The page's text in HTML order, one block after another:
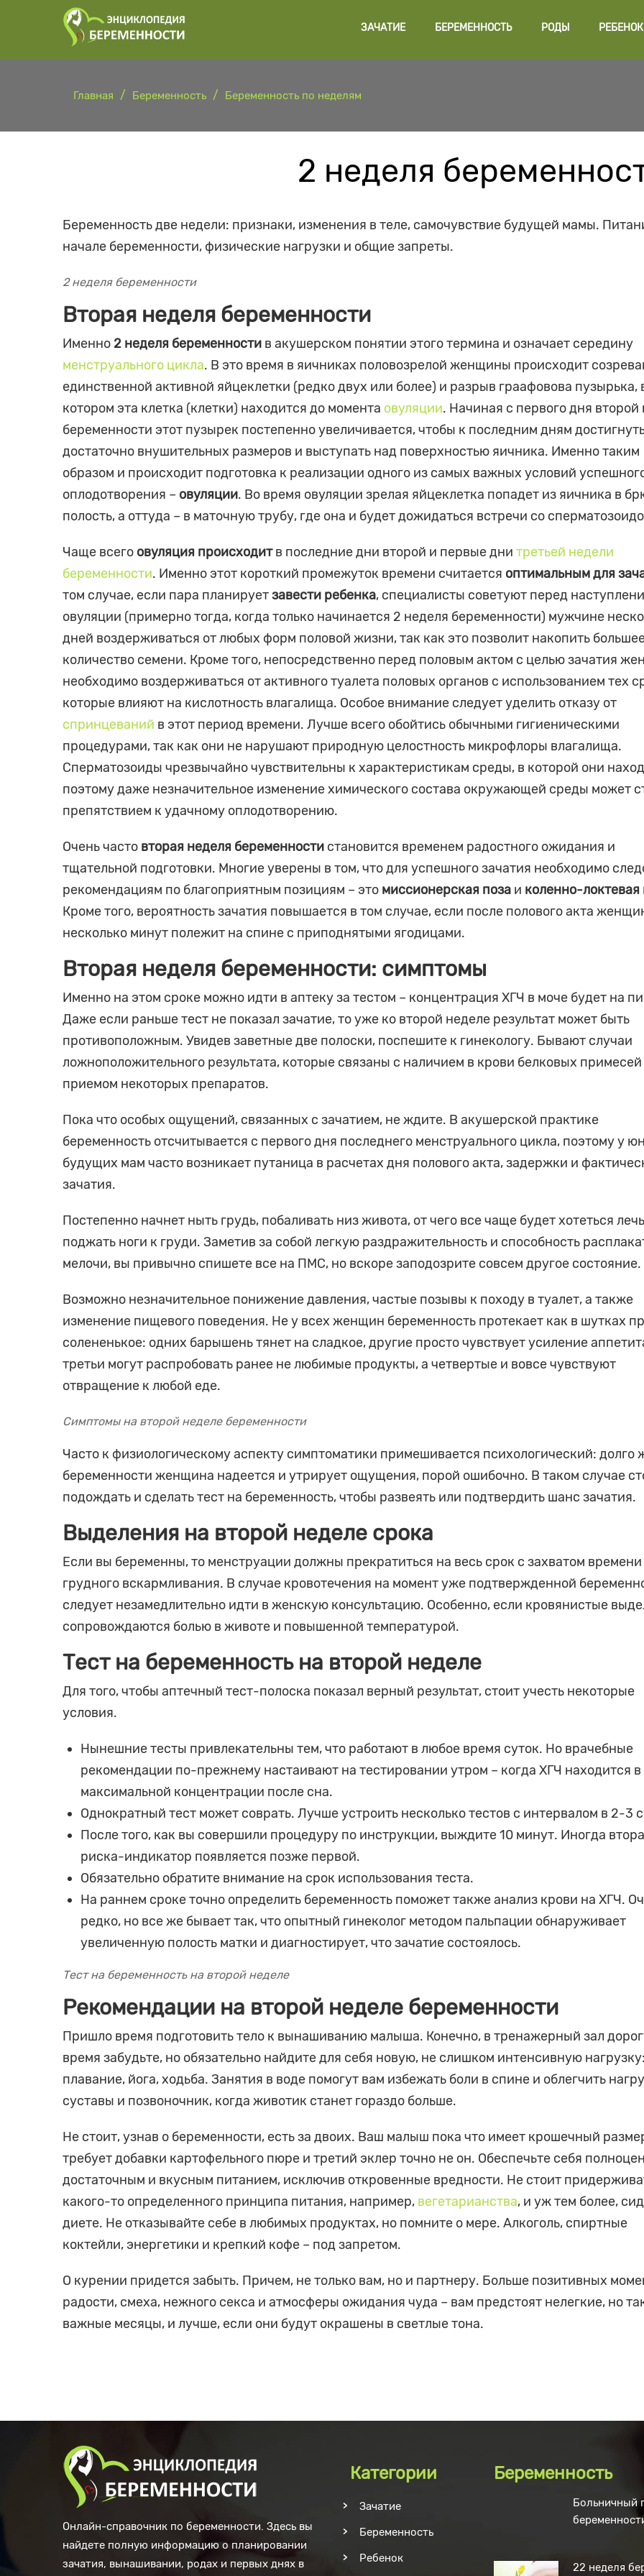
ЗАЧАТИЕ БЕРЕМЕННОСТЬ РОДЫ РЕБЕНОК
Главная Беременность Беременность по неделям
2 неделя
Беременность две недели: признаки, изменения в теле, самочувствие будущей мамы.
начале беременности, физические нагрузки и общие запреты.
2 неделя беременности
Вторая неделя беременности
Именно 2 неделя беременности в акушерском понятии этого термина и означает середину
менструального цикла. В это время в яичниках половозрелой женщины происходит
единственной активной яйцеклетки (редко двух или более) и разрыв граафовова пузырька,
котором эта клетка (клетки) находится до момента овуляции. Начиная с первого дня второй
беременности этот пузырек постепенно увеличивается, чтобы к последним дням
достаточно внушительных размеров и выступать над поверхностью яичника. Именно таким
образом и происходит подготовка к реализации одного из самых важных условий
оплодотворения – овуляции. Во время овуляции зрелая яйцеклетка попадет из яичника в
полость, а оттуда – в маточную трубу, где она и будет дожидаться встречи со
Чаще всего овуляция происходитв последние дни второй и первые дни третьей недели
беременности. Именно этот короткий промежуток времени считается оптимальным для
том случае, если пара планирует завести ребенка, специалисты советуют перед
овуляции (примерно тогда, когда только начинается 2 неделя беременности) мужчине
дней воздерживаться от любых форм половой жизни, так как это позволит накопить
количество семени. Кроме того, непосредственно перед половым актом с целью зачатия
необходимо воздерживаться от активного туалета половых органов с использованием тех
которые влияют на кислотность влагалища. Особое внимание следует уделить отказу от
спринцеваний в этот период времени. Лучше всего обойтись обычными гигиеническими
процедурами, так как они не нарушают природную целостность микрофлоры влагалища.
Сперматозоиды чрезвычайно чувствительны к характеристикам среды, в которой они
поэтому даже незначительное изменение химического состава окружающей среды может
препятствием к удачному оплодотворению.
Очень часто вторая неделя беременности становится временем радостного ожидания и
тщательной подготовки. Многие уверены в том, что для успешного зачатия необходимо
рекомендациям по благоприятным позициям – это миссионерская поза и коленно-локтевая
Кроме того, вероятность зачатия повышается в том случае, если после полового акта
несколько минут полежит на спине с приподнятыми ягодицами.
Вторая неделя беременности: симптомы
Именно на этом сроке можно идти в аптеку за тестом – концентрация ХГЧ в моче будет на
Даже если раньше тест не показал зачатие, то уже ко второй неделе результат может быть
противоположным. Увидев заветные две полоски, поспешите к гинекологу. Бывают случаи
ложноположительного результата, которые связаны с наличием в крови белковых
приемом некоторых препаратов.
Пока что особых ощущений, связанных с зачатием, не ждите. В акушерской практике
беременность отсчитывается с первого дня последнего менструального цикла, поэтому у
будущих мам часто возникает путаница в расчетах дня полового акта, задержки и
зачатия.
Постепенно начнет ныть грудь, побаливать низ живота, от чего все чаще будет хотеться
поджать ноги к груди. Заметив за собой легкую раздражительность и способность
мелочи, вы привычно спишете все на ПМС, но вскоре заподозрите совсем другое состояние.
Возможно незначительное понижение давления, частые позывы к походу в туалет, а также
изменение пищевого поведения. Не у всех женщин беременность протекает как в шутках
солененькое: одних барышень тянет на сладкое, другие просто чувствует усиление
третьи могут распробовать ранее не любимые продукты, а четвертые и вовсе чувствуют
отвращение к любой еде.
Симптомы на второй неделе беременности
Часто к физиологическому аспекту симптоматики примешивается психологический: долго
беременности женщина надеется и утрирует ощущения, порой ошибочно. В таком случае
подождать и сделать тест на беременность, чтобы развеять или подтвердить шанс зачатия.
Выделения на второй неделе срока
Если вы беременны, то менструации должны прекратиться на весь срок с захватом времени
грудного вскармливания. В случае кровотечения на момент уже подтвержденной
следует незамедлительно идти в женскую консультацию. Особенно, если кровянистые
сопровождаются болью в животе и повышенной температурой.
Тест на беременность на второй неделе
Для того, чтобы аптечный тест-полоска показал верный результат, стоит учесть некоторые
условия.
Нынешние тесты привлекательны тем, что работают в любое время суток. Но врачебные
рекомендации по-прежнему настаивают на тестировании утром – когда ХГЧ находится в
максимальной концентрации после сна.
Однократный тест может соврать. Лучше устроить несколько тестов с интервалом в 2-3
После того, как вы совершили процедуру по инструкции, выждите 10 минут. Иногда
риска-индикатор появляется позже первой.
Обязательно обратите внимание на срок использования теста.
На раннем сроке точно определить беременность поможет также анализ крови на ХГЧ.
редко, но все же бывает так, что опытный гинеколог методом пальпации обнаруживает
увеличенную полость матки и диагностирует, что зачатие состоялось.
Тест на беременность на второй неделе
Рекомендации на второй неделе беременности
Пришло время подготовить тело к вынашиванию малыша. Конечно, в тренажерный зал
время забудьте, но обязательно найдите для себя новую, не слишком интенсивную нагрузку:
плавание, йога, ходьба. Занятия в воде помогут вам избежать боли в спине и облегчить
суставы и позвоночник, когда животик станет гораздо больше.
Не стоит, узнав о беременности, есть за двоих. Ваш малыш пока что имеет крошечный
требует добавки картофельного пюре и третий эклер точно не он. Обеспечьте себя
достаточным и вкусным питанием, исключив откровенные вредности. Не стоит
какого-то определенного принципа питания, например, вегетарианства, и уж тем более,
диете. Не отказывайте себе в любимых продуктах, но помните о мере. Алкоголь, спиртные
коктейли, энергетики и крепкий кофе – под запретом.
О курении придется забыть. Причем, не только вам, но и партнеру. Больше позитивных
радости, смеха, нежного секса и атмосферы ожидания чуда – вам предстоят нелегкие, но
важные месяцы, и лучше, если они будут окрашены в светлые тона.
Онлайн-справочник по беременности. Здесь вы
найдете полную информацию о планировании
зачатия, вынашивании, родах и первых днях в
Категории
Зачатие
Беременность
Ребенок
Беременность
Больничный
22 неделя